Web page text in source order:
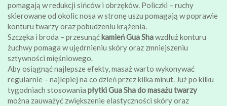
pomagają w redukcji sińców i obrzęków. Policzki – ruchy
skierowane od okolic nosa w stronę uszu pomagają w poprawie
konturu twarzy oraz pobudzeniu krążenia.
Szczęka i broda – przesunąć kamień Gua Shawzdłuż konturu
żuchwy pomaga w ujędrnieniu skóry oraz zmniejszeniu
sztywności mięśniowego.
Aby osiągnąć najlepsze efekty, masaż warto wykonywać
regularnie – najlepiej na co dzień przez kilka minut. Już po kilku
tygodniach stosowania płytki Gua Sha do masażu twarzy
można zauważyć zwiększenie elastyczności skóry oraz